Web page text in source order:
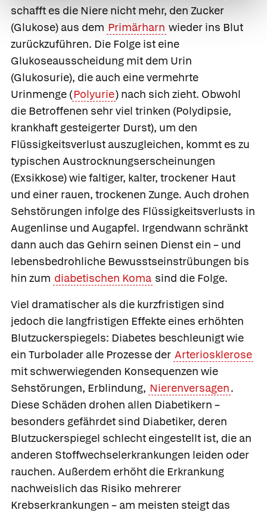
schafft es die Niere nicht mehr, den Zucker
(Glukose) aus dem Primärharn wieder ins Blut
zurückzuführen. Die Folge ist eine
Glukoseausscheidung mit dem Urin
(Glukosurie), die auch eine vermehrte
Urinmenge (Polyurie) nach sich zieht. Obwohl
die Betroffenen sehr viel trinken (Polydipsie,
krankhaft gesteigerter Durst), um den
Flüssigkeitsverlust auszugleichen, kommt es zu
typischen Austrocknungserscheinungen
(Exsikkose) wie faltiger, kalter, trockener Haut
und einer rauen, trockenen Zunge. Auch drohen
Sehstörungen infolge des Flüssigkeitsverlusts in
Augenlinse und Augapfel. Irgendwann schränkt
dann auch das Gehirn seinen Dienst ein – und
lebensbedrohliche Bewusstseinstrübungen bis
hin zum diabetischen Koma sind die Folge.
Viel dramatischer als die kurzfristigen sind
jedoch die langfristigen Effekte eines erhöhten
Blutzuckerspiegels: Diabetes beschleunigt wie
ein Turbolader alle Prozesse der Arteriosklerose
mit schwerwiegenden Konsequenzen wie
Sehstörungen, Erblindung, Nierenversagen.
Diese Schäden drohen allen Diabetikern –
besonders gefährdet sind Diabetiker, deren
Blutzuckerspiegel schlecht eingestellt ist, die an
anderen Stoffwechselerkrankungen leiden oder
rauchen. Außerdem erhöht die Erkrankung
nachweislich das Risiko mehrerer
Krebserkrankungen – am meisten steigt das